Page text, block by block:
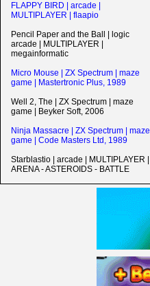
FLAPPY BIRD | arcade |
MULTIPLAYER | flaapio
Pencil Paper and the Ball | logic
arcade | MULTIPLAYER |
megainformatic
Micro Mouse | ZX Spectrum | maze
game | Mastertronic Plus, 1989
Well 2, The | ZX Spectrum | maze
game | Beyker Soft, 2006
Ninja Massacre | ZX Spectrum | maze
game | Code Masters Ltd, 1989
Starblastio | arcade | MULTIPLAYER |
ARENA - ASTEROIDS - BATTLE